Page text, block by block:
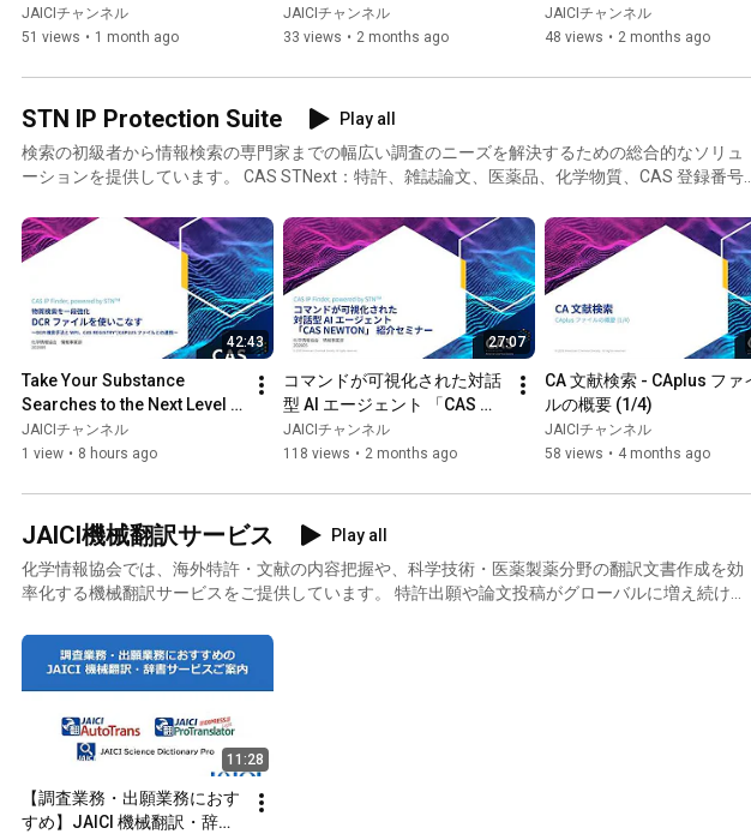
JAICIチャンネル
51 views • 1 month ago
(1/5)
JAICIチャンネル
33 views • 2 months ago
ー登録 (1/3)
JAICIチャンネル
48 views • 2 months ago
STN IP Protection Suite
Play all
検索の初級者から情報検索の専門家までの幅広い調査のニーズを解決するための総合的なソリュ
ーションを提供しています。 CAS STNext：特許、雑誌論文、医薬品、化学物質、CAS 登録番号
Explorer：CAS の化学コンテンツと特許情報を融合した調査・解析ツール FIZ PatMon：特許モニ
タリングツール
42:43
Take Your Substance
Searches to the Next Level –
Mastering the DCR File: DCR
Search Techniques an...
JAICIチャンネル
1 view • 8 hours ago
27:07
コマンドが可視化された対話
型 AI エージェント 「CAS
Newton」 セミナー
JAICIチャンネル
118 views • 2 months ago
CA 文献検索 - CAplus ファ
ルの概要 (1/4)
JAICIチャンネル
58 views • 4 months ago
JAICI機械翻訳サービス
Play all
化学情報協会では、海外特許・文献の内容把握や、科学技術・医薬製薬分野の翻訳文書作成を効
率化する機械翻訳サービスをご提供しています。 特許出願や論文投稿がグローバルに増え続け
ではありませんか？ 企業活動においても海外からのタイムリーな情報入手・取捨選択が肝要な時
代です。そこには日本語の補助が不可欠です。 また、情報発信の観点でも、外国語での文書作成
の重要度が増すと同時に、スピーディーな対応が求められます。このようなニーズに合わせて 2
種類のサービスをご提供しています。 JAICI AutoTrans：海外特許・文献の内容把握に最適な機械
翻訳サービス JAICI ProTranslator：機械翻訳と後処理で翻訳文書完成を省力化するサービス
11:28
【調査業務・出願業務におす
すめ】JAICI 機械翻訳・辞書